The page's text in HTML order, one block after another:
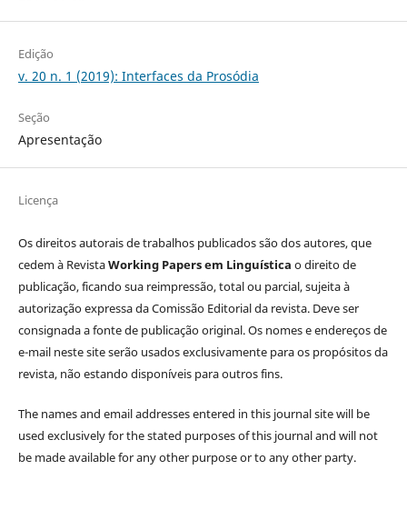
Edição
v. 20 n. 1 (2019): Interfaces da Prosódia
Seção
Apresentação
Licença
Os direitos autorais de trabalhos publicados são dos autores, que
cedem à RevistaWorking Papers em Linguística o direito de
publicação, ficando sua reimpressão, total ou parcial, sujeita à
autorização expressa da Comissão Editorial da revista. Deve ser
consignada a fonte de publicação original. Os nomes e endereços de
e-mail neste site serão usados exclusivamente para os propósitos da
revista, não estando disponíveis para outros fins.
The names and email addresses entered in this journal site will be
used exclusively for the stated purposes of this journal and will not
be made available for any other purpose or to any other party.